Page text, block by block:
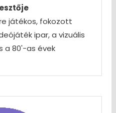
játékos, fokozott
ipar, a vizuális
a 80'-as évek